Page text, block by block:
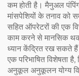
कम होती है। मैनुअल
मांसपेशियों के तनाव को
सहित ऑपरेटरों की एक
काम करने से मानसिक
ध्यान केंद्रित रख सकते
एक परिभाषित विशेषता
अनुकूल अनुकूलन योग्य